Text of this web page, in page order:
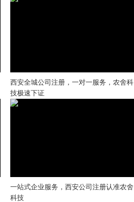
西安全城公司注册，一对一服务，农舍科
技极速下证
一站式企业服务，西安公司注册认准农舍
科技